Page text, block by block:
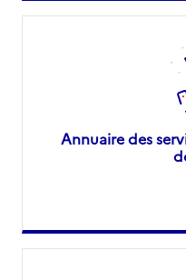
Annuaire des